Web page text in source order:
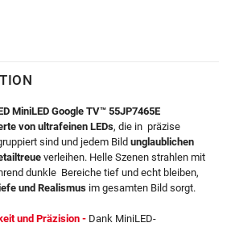
MiniLED Google TV™ 55JP7465E
von ultrafeinen LEDs, die in präzise
sind und jedem Bild unglaublichen
verleihen. Helle Szenen strahlen mit
dunkle Bereiche tief und echt bleiben,
und Realismus im gesamten Bild sorgt.
und Präzision - Dank MiniLED-